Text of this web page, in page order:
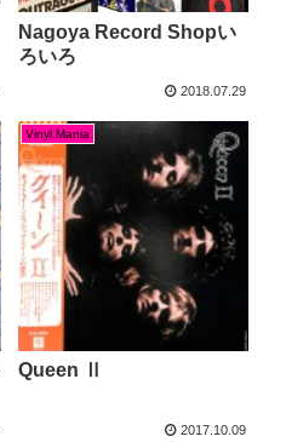
Nagoya Record Shopい
ろいろ
2018.07.29
Vinyl Mania
Queen Ⅱ
2017.10.09